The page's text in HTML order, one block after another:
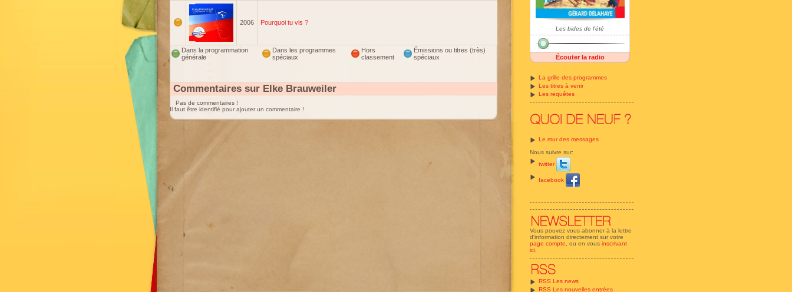
Les bides de l'été
Écouter la radio
La grille des programmes
Les titres à venir
Les requêtes
Le mur des messages
Nous suivre sur:
twitter
facebook
Vous pouvez vous abonner à la lettre
d'information directement sur votre
page compte , ou en vous inscrivant
ici
RSS Les news
RSS Les nouvelles entrées
2006 Pourquoi tu vis ?
Dans la programmation
générale
Dans les programmes
spéciaux
Hors
classement
Émissions ou titres (très)
spéciaux
Commentaires sur Elke Brauweiler
Pas de commentaires !
Il faut être identifié pour ajouter un commentaire !